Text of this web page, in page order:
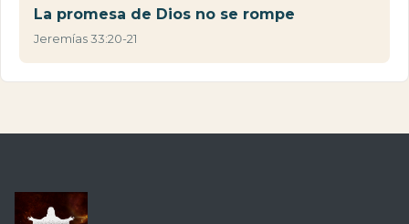
La promesa de Dios no se rompe
Jeremías 33:20-21